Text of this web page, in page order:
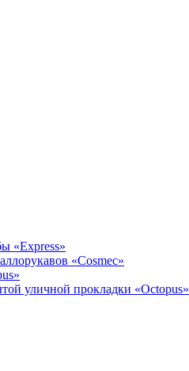
«Express»
«Cosmec»
уличной прокладки «Octopus»